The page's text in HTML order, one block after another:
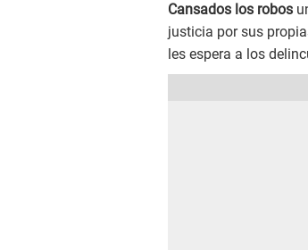
Cansados los robos
justicia por sus
les espera a los